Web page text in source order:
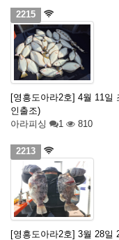
2215
[영흥도아라2호] 4월 11일
인출조)
아라피싱
1 810
2213
[영흥도아라2호] 3월 28일